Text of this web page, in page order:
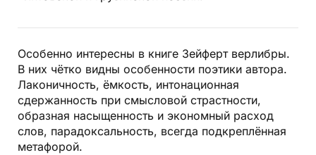
Особенно интересны в книге Зейферт верлибры.
В них чётко видны особенности поэтики автора.
Лаконичность, ёмкость, интонационная
сдержанность при смысловой страстности,
образная насыщенность и экономный расход
слов, парадоксальность, всегда подкреплённая
метафорой.